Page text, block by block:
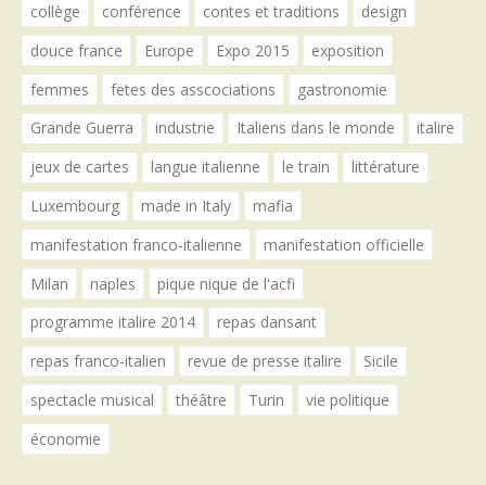
collège
conférence contes et traditions
design
douce france
Europe Expo 2015
exposition
femmes
fetes des asscociations
gastronomie
Grande Guerra
industrie Italiens dans le monde
italire
jeux de cartes
langue italienne le train
littérature
Luxembourg
made in Italy
mafia
manifestation franco-italienne
manifestation officielle
Milan
naples
pique nique de l'acfi
programme italire 2014
repas dansant
repas franco-italien
revue de presse italire
Sicile
spectacle musical
théâtre Turin
vie politique
économie